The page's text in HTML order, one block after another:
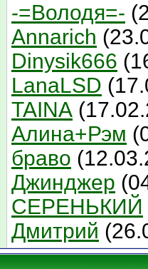
-=Володя=-
Annarich
Dinysik666
LanaLSD
TAINA
Алина+Рэм
браво
Джинджер
СЕРЕНЬКИЙ
Дмитрий